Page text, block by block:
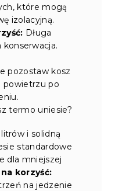
które mogą
izolacyjną.
Długa
konserwacja.
pozostaw kosz
powietrzu po
termo uniesie?
i solidną
standardowe
dla mniejszej
korzyść:
na jedzenie